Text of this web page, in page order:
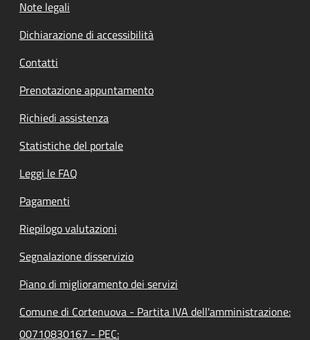
Note legali
Dichiarazione di accessibilità
Contatti
Prenotazione appuntamento
Richiedi assistenza
Statistiche del portale
Leggi le FAQ
Pagamenti
Riepilogo valutazioni
Segnalazione disservizio
Piano di miglioramento dei servizi
Comune di Cortenuova - Partita IVA dell'amministrazione:
00710830167 - PEC: